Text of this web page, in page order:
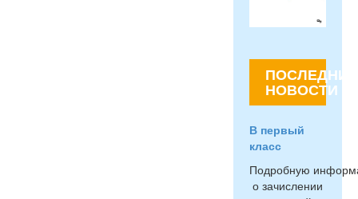
ПОСЛЕДНИЕ
НОВОСТИ
В первый
класс
Подробную
о зачислении